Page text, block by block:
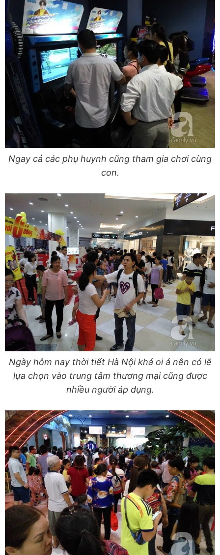
Ngay cả các phụ huynh cũng tham gia chơi cùng
con.
Ngày hôm nay thời tiết Hà Nội khá oi ả nên có lẽ
lựa chọn vào trung tâm thương mại cũng được
nhiều người áp dụng.